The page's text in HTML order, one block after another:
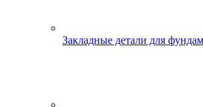
Закладные детали для